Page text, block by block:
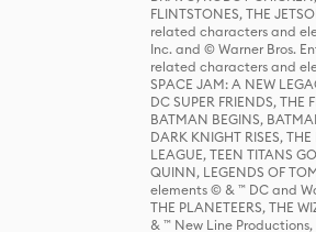
FLINTSTONES, THE
related characters and
Inc. and © Warner Bros.
related characters and
SPACE JAM: A NEW
DC SUPER FRIENDS,
BATMAN BEGINS,
DARK KNIGHT RISES,
LEAGUE, TEEN TITANS
QUINN, LEGENDS OF
elements © & ™ DC and
THE PLANETEERS, THE
& ™ New Line